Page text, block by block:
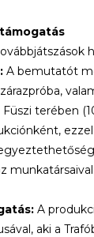
A bemutatót
terében
munkatársaival.
A
aki a